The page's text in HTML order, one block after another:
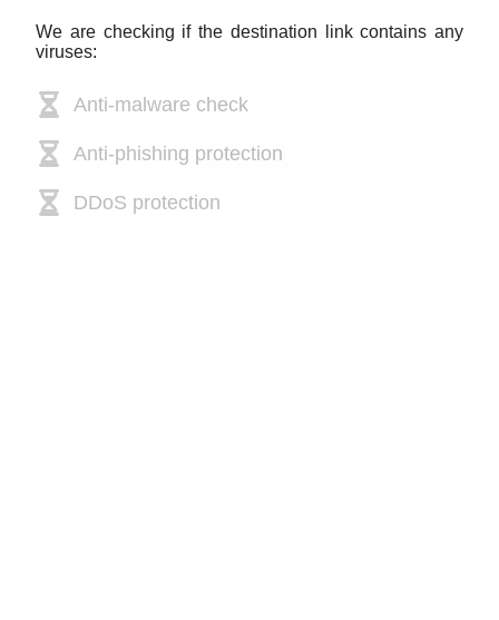
We are checking if the destination link contains any
viruses:
Anti-malware check
Anti-phishing protection
DDoS protection